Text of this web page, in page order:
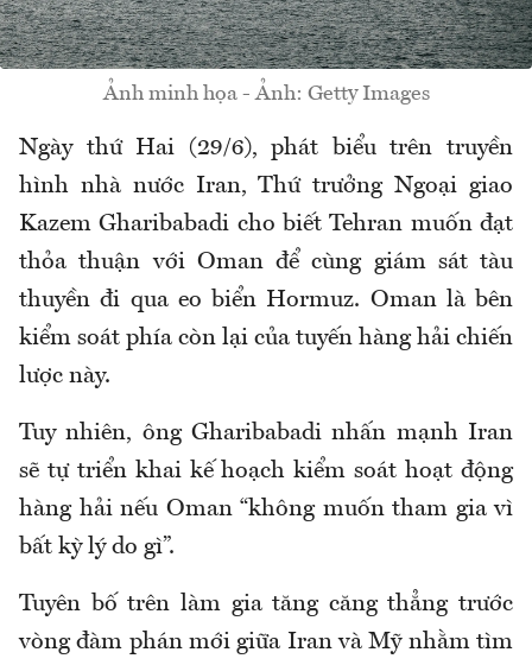
Ảnh minh họa - Ảnh: Getty Images
Ngày thứ Hai (29/6), phát biểu trên truyền
hình nhà nước Iran, Thứ trưởng Ngoại giao
Kazem Gharibabadi cho biết Tehran muốn đạt
thỏa thuận với Oman để cùng giám sát tàu
thuyền đi qua eo biển Hormuz. Oman là bên
kiểm soát phía còn lại của tuyến hàng hải chiến
lược này.
Tuy nhiên, ông Gharibabadi nhấn mạnh Iran
sẽ tự triển khai kế hoạch kiểm soát hoạt động
hàng hải nếu Oman “không muốn tham gia vì
bất kỳ lý do gì”.
Tuyên bố trên làm gia tăng căng thẳng trước
vòng đàm phán mới giữa Iran và Mỹ nhằm tìm